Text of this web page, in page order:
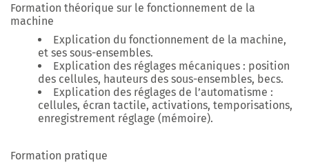
Formation théorique sur le fonctionnement de la
machine
Explication du fonctionnement de la machine,
et ses sous-ensembles.
Explication des réglages mécaniques : position
des cellules, hauteurs des sous-ensembles, becs.
Explication des réglages de l’automatisme :
cellules, écran tactile, activations, temporisations,
enregistrement réglage (mémoire).
Formation pratique